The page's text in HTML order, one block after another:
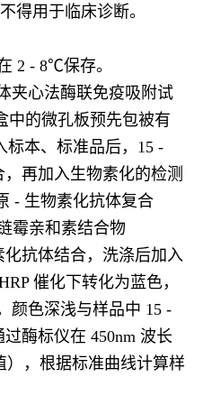
得用于临床诊断。
2 - 8℃保存。
夹心法酶联免疫吸附试
中的微孔板预先包被有
标本、标准品后，15 -
再加入生物素化的检测
- 生物素化抗体复合
霉亲和素结合物
化抗体结合，洗涤后加入
催化下转化为蓝色，
颜色深浅与样品中 15 -
酶标仪在 450nm 波长
），根据标准曲线计算样